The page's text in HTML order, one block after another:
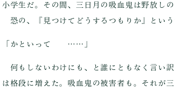
小学生だ。その間、三日月の吸血鬼は野放しの
恐の、『見つけてどうするつもりか』という
「かといって――……」
何もしないわけにも、と誰にともなく言い
は格段に増えた。吸血鬼の被害者も。それが